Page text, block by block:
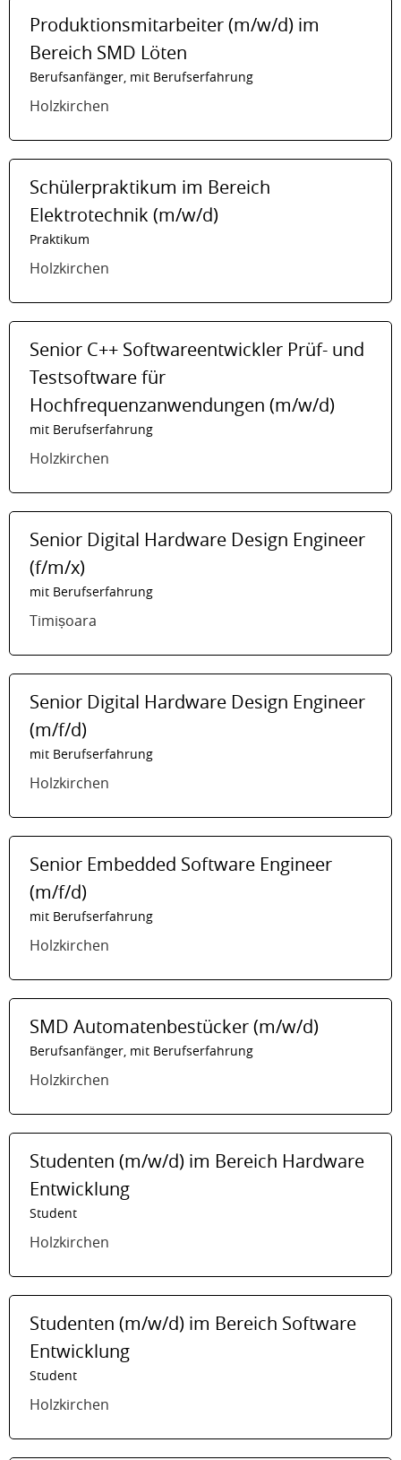
Produktionsmitarbeiter (m/w/d) im
Bereich SMD Löten
Berufsanfänger, mit Berufserfahrung
Holzkirchen
Schülerpraktikum im Bereich
Elektrotechnik (m/w/d)
Praktikum
Holzkirchen
Senior C++ Softwareentwickler Prüf- und
Testsoftware für
Hochfrequenzanwendungen (m/w/d)
mit Berufserfahrung
Holzkirchen
Senior Digital Hardware Design Engineer
(f/m/x)
mit Berufserfahrung
Timișoara
Senior Digital Hardware Design Engineer
(m/f/d)
mit Berufserfahrung
Holzkirchen
Senior Embedded Software Engineer
(m/f/d)
mit Berufserfahrung
Holzkirchen
SMD Automatenbestücker (m/w/d)
Berufsanfänger, mit Berufserfahrung
Holzkirchen
Studenten (m/w/d) im Bereich Hardware
Entwicklung
Student
Holzkirchen
Studenten (m/w/d) im Bereich Software
Entwicklung
Student
Holzkirchen